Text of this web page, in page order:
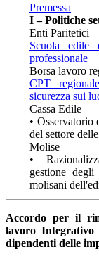
Premessa
I – Politiche
Enti Paritetici
Scuola edile
professionale
Borsa lavoro
CPT
sicurezza sui
Cassa Edile
• Osservatorio
del settore
Molise
•
gestione
molisani
Accordo per il
lavoro
dipendenti delle